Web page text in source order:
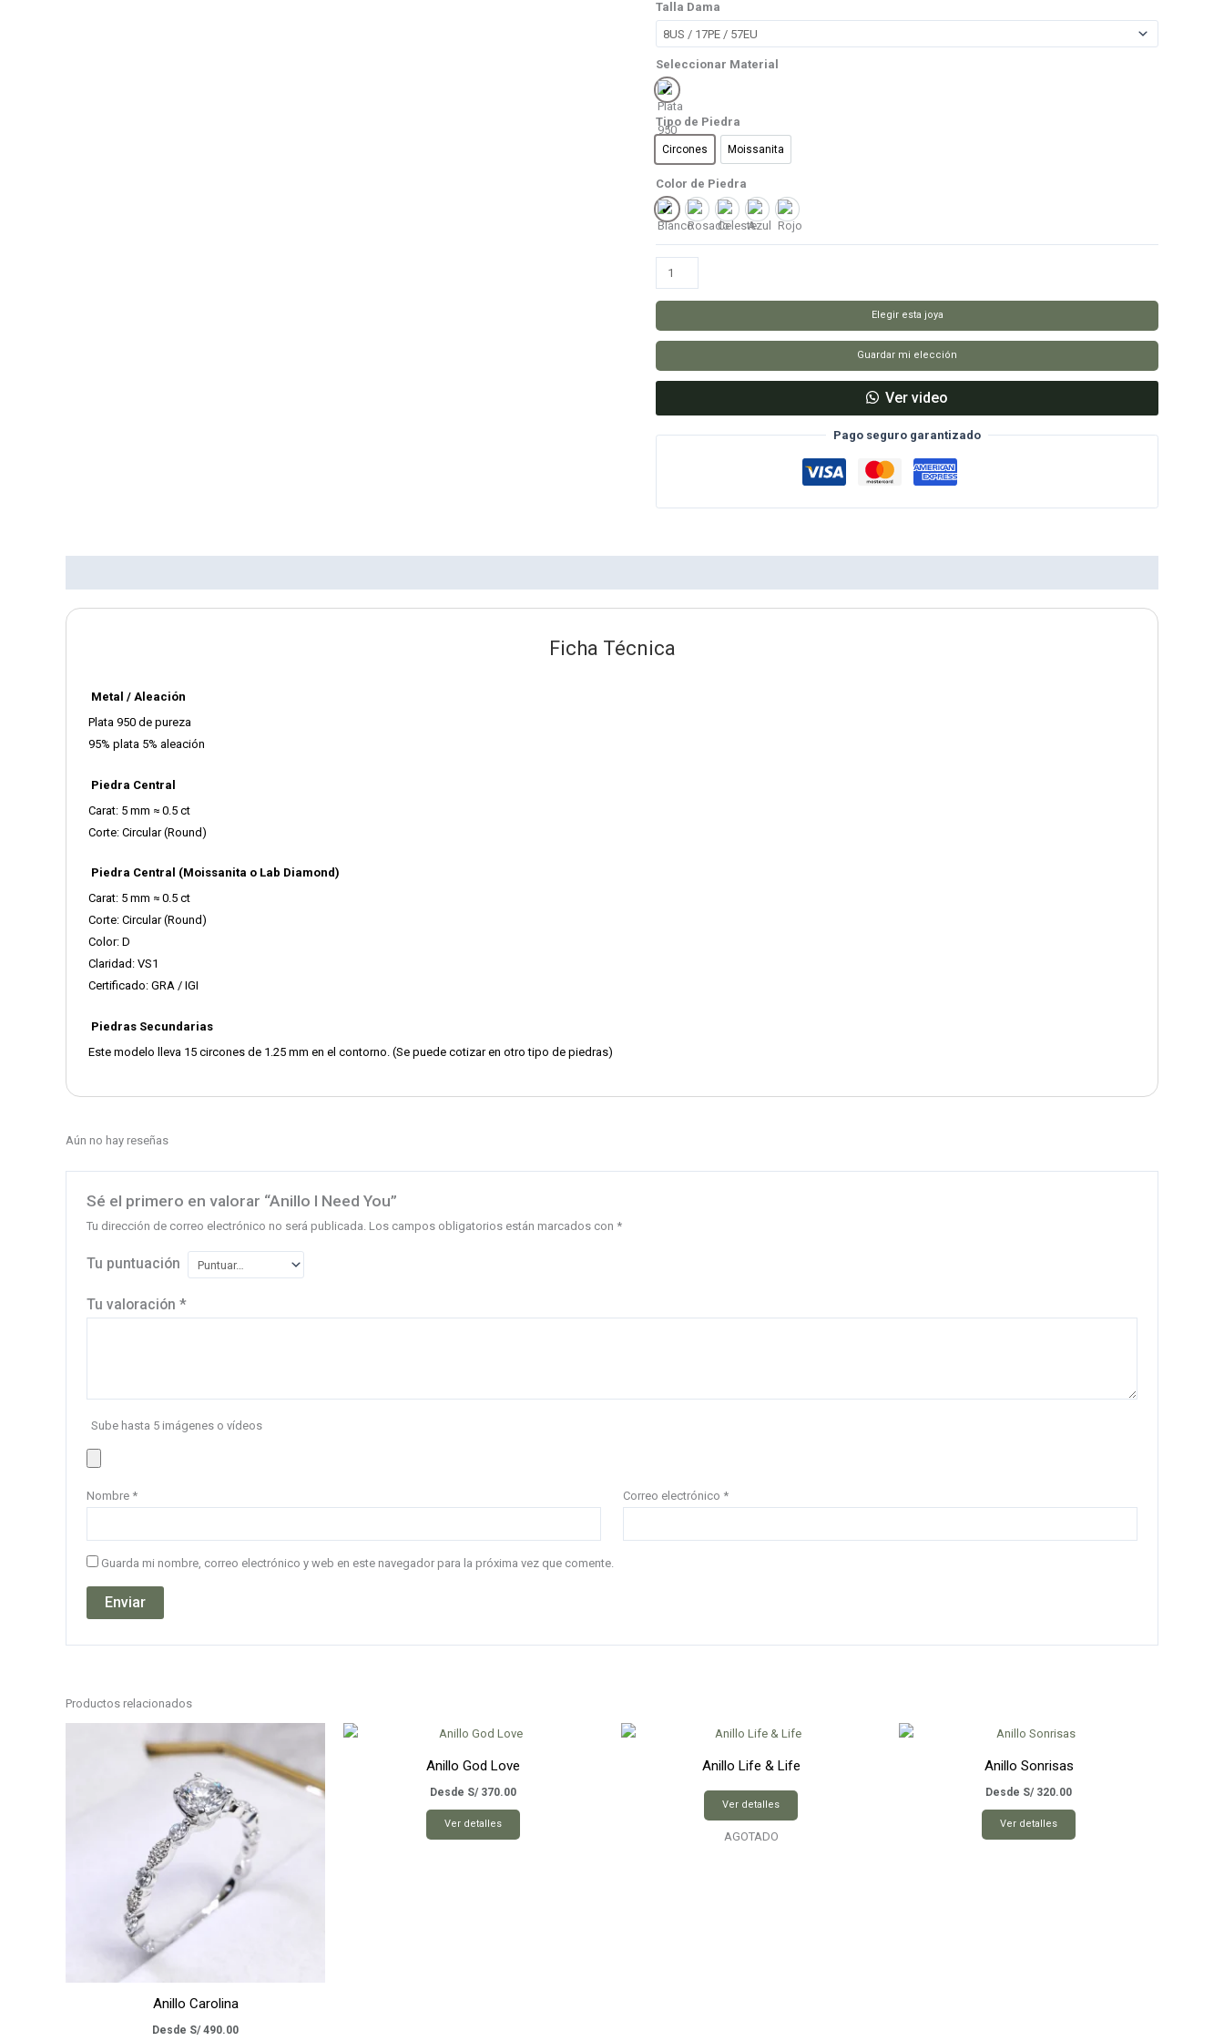
Talla Dama
Seleccionar Material
Plata 950
Tipo de Piedra
Circones
Circones
Moissanita
Moissanita
Color de Piedra
BlancoRosadoCelesteAzul Rojo
Anillo
I
You
Elegir esta joya
Guardar mi elección
Ver video
Pago seguro garantizado
Ficha Técnica
Metal / Aleación
Plata 950 de pureza
95% plata 5% aleación
Piedra Central
Carat: 5 mm ≈ 0.5 ct
Corte: Circular (Round)
Piedra Central (Moissanita o Lab Diamond)
Carat: 5 mm ≈ 0.5 ct
Corte: Circular (Round)
Color: D
Claridad: VS1
Certificado: GRA / IGI
Piedras Secundarias
Este modelo lleva 15 circones de 1.25 mm en el contorno. (Se puede cotizar en otro tipo de piedras)
Aún no hay reseñas
Sé el primero en valorar “Anillo I Need You”
Tu dirección de correo electrónico no será publicada. Los campos obligatorios están marcados con *
Tu puntuación
Tu valoración *
Sube hasta 5 imágenes o vídeos
Nombre * Correo electrónico *
Guarda mi nombre, correo electrónico y web en este navegador para la próxima vez que comente.
Productos relacionados
Anillo Carolina
Desde S/ 490.00
Anillo God Love
Desde S/ 370.00
Ver detalles
Este
producto
Anillo Life & Life
Ver detalles
AGOTADO
Anillo Sonrisas
Desde S/ 320.00
Ver detalles
Este
producto